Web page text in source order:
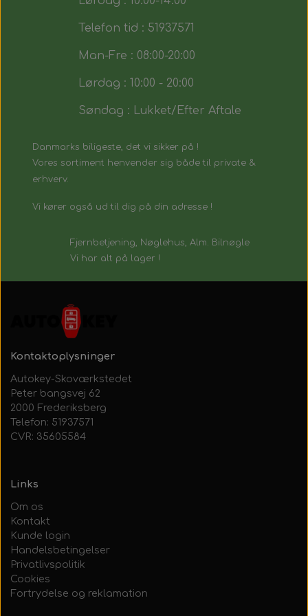
Telefon tid : 51937571
Man-Fre : 08:00-20:00
Lørdag : 10:00 - 20:00
Søndag : Lukket/Efter Aftale
Danmarks biligeste, det vi sikker på !
Vores sortiment henvender sig både til private &
erhverv.
Vi kører også ud til dig på din adresse !
Fjernbetjening, Nøglehus, Alm. Bilnøgle
Vi har alt på lager !
Kontaktoplysninger
Autokey-Skoværkstedet
Peter bangsvej 62
2000 Frederiksberg
Telefon: 51937571
CVR: 35605584
Links
Om os
Kontakt
Kunde login
Handelsbetingelser
Privatlivspolitik
Cookies
Fortrydelse og reklamation